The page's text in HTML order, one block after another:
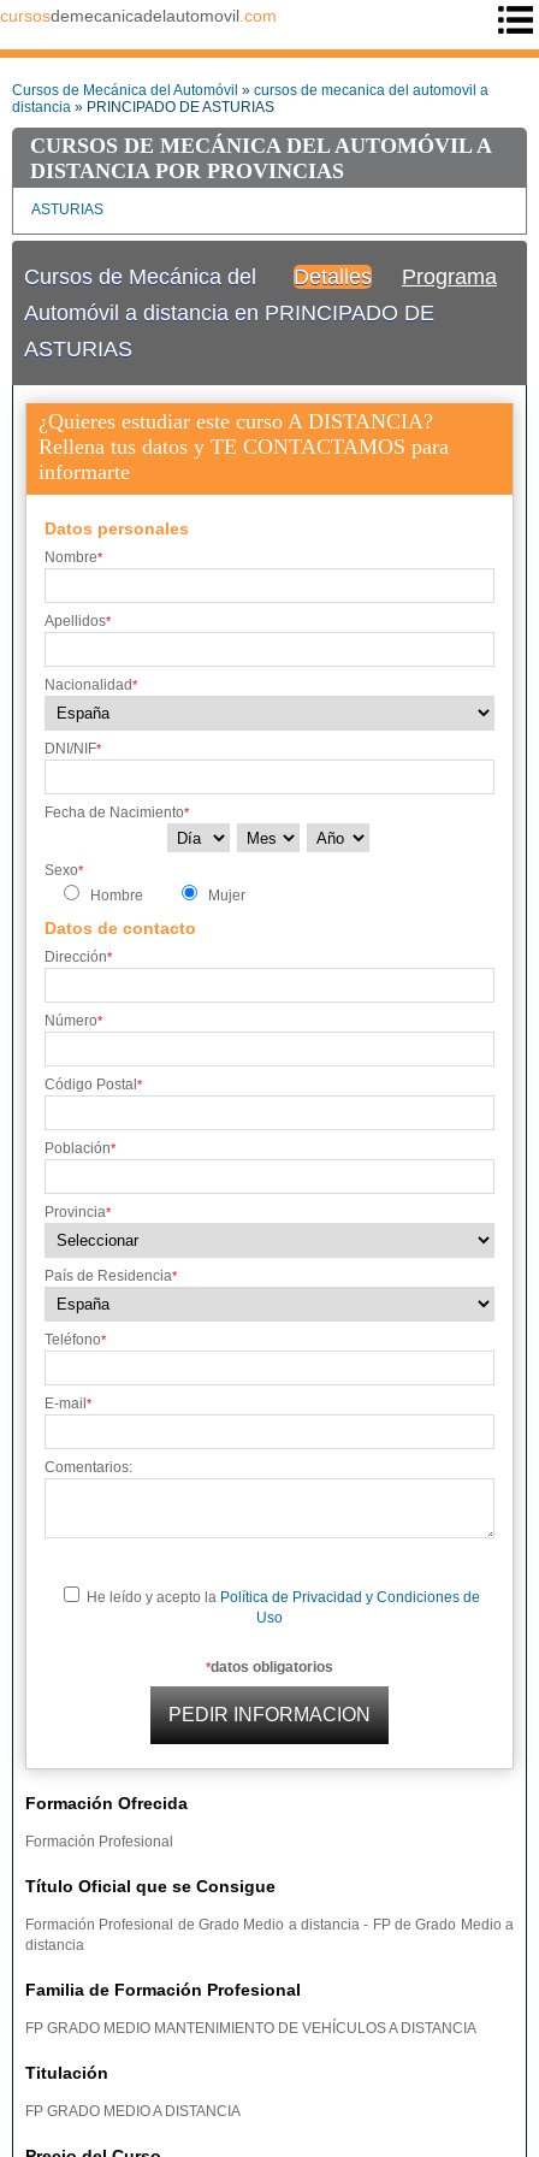
cursosdemecanicadelautomovil .com
Cursos de Mecánica del Automóvil » cursos de mecanica del automovil a
distancia » PRINCIPADO DE ASTURIAS
CURSOS DE MECÁNICA DEL AUTOMÓVIL A
DISTANCIA POR PROVINCIAS
ASTURIAS
Detalles Programa
Cursos de Mecánica del
Automóvil a distancia en PRINCIPADO DE
ASTURIAS
¿Quieres estudiar este curso A DISTANCIA?
Rellena tus datos y TE CONTACTAMOS para
informarte
Datos personales
Nombre*
Apellidos*
Nacionalidad*
DNI/NIF*
Fecha de Nacimiento*
Sexo*
Hombre Mujer
Datos de contacto
Dirección*
Número*
Código Postal *
Población*
Provincia*
País de Residencia*
Teléfono*
E-mail *
Comentarios:
He leído y acepto la Política de Privacidad y Condiciones de
Uso
*datos obligatorios
Formación Ofrecida
Formación Profesional
Título Oficial que se Consigue
Formación Profesional de Grado Medio a distancia - FP de Grado Medio a
distancia
Familia de Formación Profesional
FP GRADO MEDIO MANTENIMIENTO DE VEHÍCULOS A DISTANCIA
Titulación
FP GRADO MEDIO A DISTANCIA